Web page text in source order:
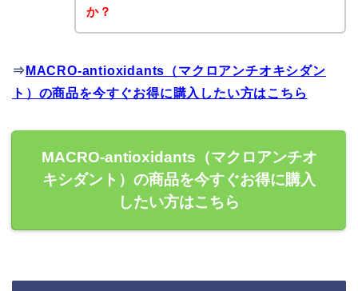
か？
⇒ MACRO-antioxidants（マクロアンチオキシダン
ト）の商品を今すぐお得に購入したい方はこちら
MACRO-antioxidants（マクロアンチオ
キシダント）の商品を今すぐお得に購入
したい方はこちら